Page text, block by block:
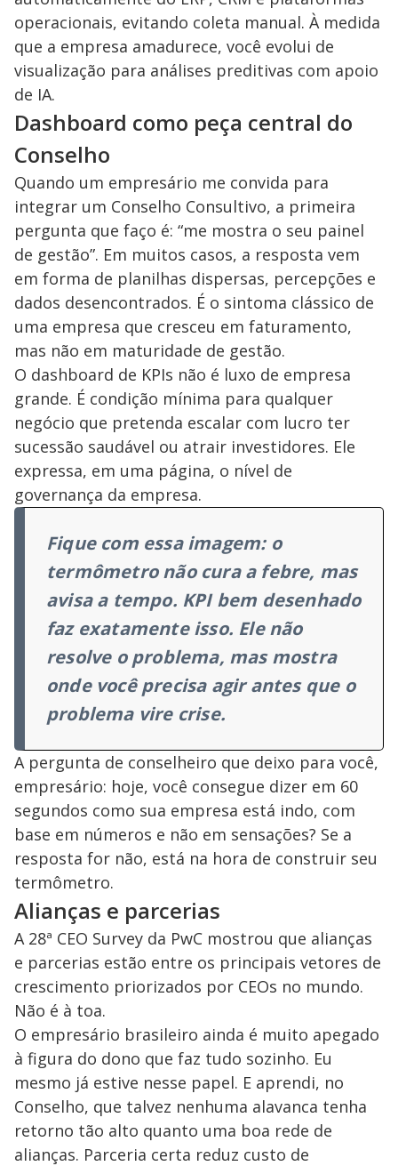
operacionais, evitando coleta manual. À medida
que a empresa amadurece, você evolui de
visualização para análises preditivas com apoio
de IA.
Dashboard como peça central do
Conselho
Quando um empresário me convida para
integrar um Conselho Consultivo, a primeira
pergunta que faço é: “me mostra o seu painel
de gestão”. Em muitos casos, a resposta vem
em forma de planilhas dispersas, percepções e
dados desencontrados. É o sintoma clássico de
uma empresa que cresceu em faturamento,
mas não em maturidade de gestão.
O dashboard de KPIs não é luxo de empresa
grande. É condição mínima para qualquer
negócio que pretenda escalar com lucro ter
sucessão saudável ou atrair investidores. Ele
expressa, em uma página, o nível de
governança da empresa.
Fique com essa imagem: o
termômetro não cura a febre, mas
avisa a tempo. KPI bem desenhado
faz exatamente isso. Ele não
resolve o problema, mas mostra
onde você precisa agir antes que o
problema vire crise.
A pergunta de conselheiro que deixo para você,
empresário: hoje, você consegue dizer em 60
segundos como sua empresa está indo, com
base em números e não em sensações? Se a
resposta for não, está na hora de construir seu
termômetro.
Alianças e parcerias
A 28ª CEO Survey da PwC mostrou que alianças
e parcerias estão entre os principais vetores de
crescimento priorizados por CEOs no mundo.
Não é à toa.
O empresário brasileiro ainda é muito apegado
à figura do dono que faz tudo sozinho. Eu
mesmo já estive nesse papel. E aprendi, no
Conselho, que talvez nenhuma alavanca tenha
retorno tão alto quanto uma boa rede de
alianças. Parceria certa reduz custo de